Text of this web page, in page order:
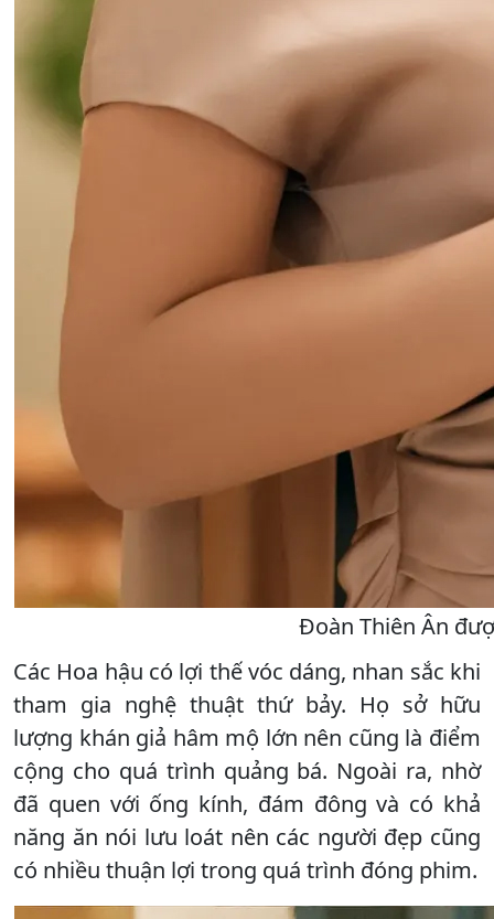
Đoàn Thiên Ân
Các Hoa hậu có lợi thế vóc dáng, nhan sắc khi
tham gia nghệ thuật thứ bảy. Họ sở hữu
lượng khán giả hâm mộ lớn nên cũng là điểm
cộng cho quá trình quảng bá. Ngoài ra, nhờ
đã quen với ống kính, đám đông và có khả
năng ăn nói lưu loát nên các người đẹp cũng
có nhiều thuận lợi trong quá trình đóng phim.